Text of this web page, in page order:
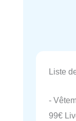
Liste
-
99€